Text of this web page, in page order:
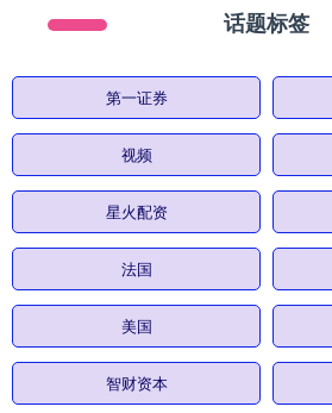
话题标签
第一证券
视频
星火配资
法国
美国
智财资本